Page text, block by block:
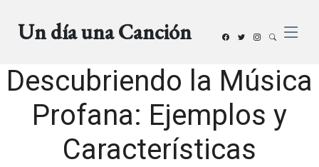
Un día una Canción
Descubriendo la Música
Profana: Ejemplos y
Características